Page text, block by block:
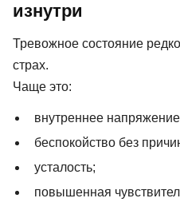
изнутри
Тревожное состояние
страх.
Чаще это:
внутреннее
беспокойство без
усталость;
повышенная